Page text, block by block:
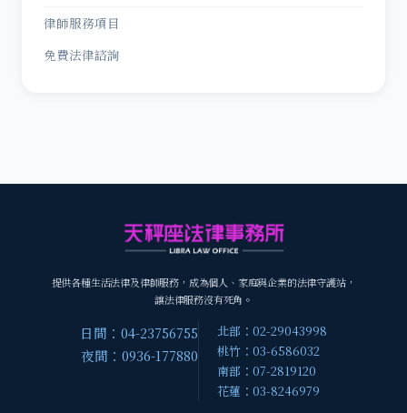
律師服務項目
免費法律諮詢
提供各種生活法律及律師服務，成為個人、家庭與企業的法律守護站，
讓法律服務沒有死角。
日間：04-23756755
夜間：0936-177880
北部：02-29043998
桃竹：03-6586032
南部：07-2819120
花蓮：03-8246979